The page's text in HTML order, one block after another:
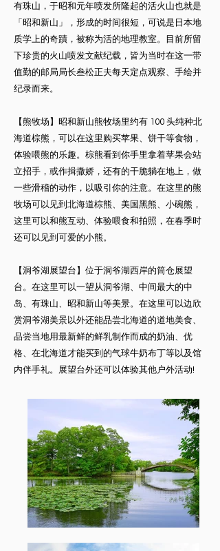
有珠山，于昭和元年喷发所隆起的活火山也就是
「昭和新山」，形成的时间很短，可说是日本地
质学上的奇蹟，被称为活的地理教室。目前所留
下珍贵的火山喷发文献纪载，皆为当时在这一带
值勤的邮局局长叁松正夫每天定点观察、手绘并
纪录而来。
【熊牧场】昭和新山熊牧场里约有 100 头纯种北
海道棕熊，可以在这里购买苹果、饼干等食物，
体验喂熊的乐趣。棕熊看到你手里拿着苹果会站
立招手，或作揖撒娇，还有的干脆躺在地上，做
一些滑稽的动作，以吸引你的注意。在这里的熊
牧场可以见到北海道棕熊、美国黑熊、小碗熊，
这里可以和熊互动、体验喂食和拍照，在春季时
还可以见到可爱的小熊。
【洞爷湖展望台】位于洞爷湖西岸的筒仓展望
台。在这里可以一望从洞爷湖、中间最大的中
岛、有珠山、昭和新山等美景。在这里可以边欣
赏洞爷湖美景以外还能品尝北海道的道地美食、
品尝当地用最新鲜的鲜乳制作而成的奶油、优
格、在北海道才能买到的气球牛奶布丁等以及馆
内伴手礼。展望台外还可以体验其他户外活动!